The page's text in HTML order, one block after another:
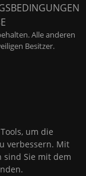
Alle anderen
Besitzer.
um die
verbessern. Mit
sind Sie mit dem